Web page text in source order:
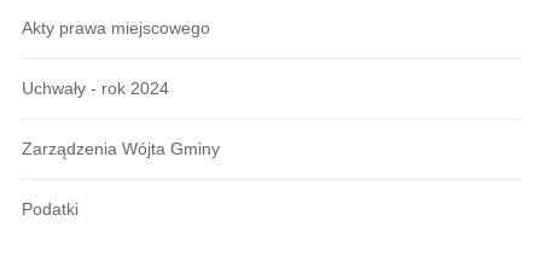
Akty prawa miejscowego
Uchwały - rok 2024
Zarządzenia Wójta Gminy
Podatki